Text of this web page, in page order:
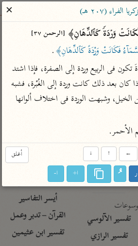
في نشر القرآن والعلم الشرعي
الباحث القرآني
علوم مصاحف
Type 2 or more
عامّة
فتح البيان للقنوجي
فتح القدير للشوكاني
تفسير ابن جزي
تفسير الآلوسي
تفسير الرازي
المختصر في
التفسير
تفسير السعدي
أيسر التفاسير
القرآن – تدبر وعمل
تفسير ابن عثيمين
(٢٠٧ هـ)
✕
وَرۡدَةࣰ كَٱلدِّهَانِ﴾ [الرحمن ٣٧]
فَكَانَتْ وَرْدَةً كَٱلدِّهَانِ﴾.
الأحمر.
أغلق ←
↑
↓
ا+ ا-